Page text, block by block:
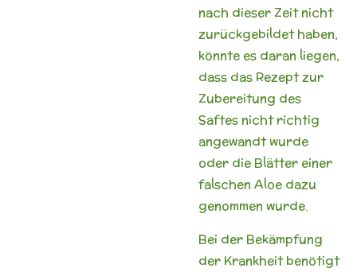
nach dieser Zeit nicht
zurückgebildet haben,
könnte es daran liegen,
dass das Rezept zur
Zubereitung des
Saftes nicht richtig
angewandt wurde
oder die Blätter einer
falschen Aloe dazu
genommen wurde.
Bei der Bekämpfung
der Krankheit benötigt